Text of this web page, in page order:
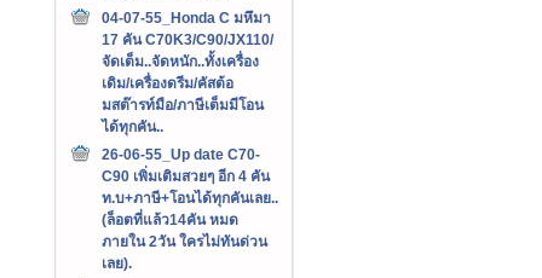
04-07-55_Honda C มหึมา
17 คัน C70K3/C90/JX110/
จัดเต็ม..จัดหนัก..ทั้งเครื่อง
เดิม/เครื่องดรีม/คัสต้อ
มสต๊ารท์มือ/ภาษีเต็มมีโอน
ได้ทุกคัน..
26-06-55_Up date C70-
C90 เพิ่มเติมสวยๆ อีก 4 คัน
ท.บ+ภาษี+โอนได้ทุกคันเลย..
(ล็อตที่แล้ว14คัน หมด
ภายใน 2วัน ใครไม่ทันด่วน
เลย).